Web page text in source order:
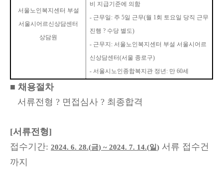
서울노인복지센터 부설
서울시어르신상담센터
상담원
비 지급기준에 의함
- 근무일 : 주 5일 근무(월 1회 토요일 당직 근무
진행 ? 수당 별도)
- 근무지 : 서울노인복지센터 부설 서울시어르
신상담센터(서울 종로구)
- 서울시노인종합복지관 정년 : 만 60세
■ 채용절차
서류전형 ? 면접심사 ? 최종합격
[서류전형]
접수기간: 2024. 6. 28.(금) ~ 2024. 7. 14.(일) 서류 접수건
까지